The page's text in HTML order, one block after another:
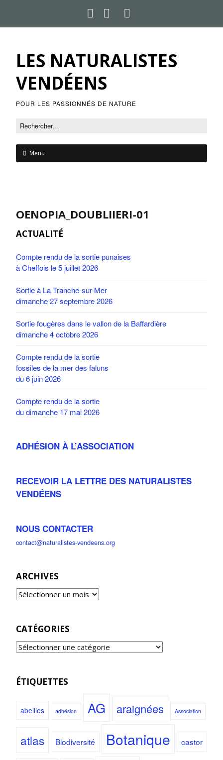
LES NATURALISTES
VENDÉENS
POUR LES PASSIONNÉS DE NATURE
Menu
OENOPIA_DOUBLIIERI-01
ACTUALITÉ
Compte rendu de la sortie punaises
à Cheffois le 5 juillet 2026
Sortie à La Tranche-sur-Mer
dimanche 27 septembre 2026
Sortie fougères dans le vallon de la Baffardière
dimanche 4 octobre 2026
Compte rendu de la sortie
fossiles de la mer des faluns
du 6 juin 2026
Compte rendu de la sortie
du dimanche 17 mai 2026
ADHÉSION À L’ASSOCIATION
RECEVOIR LA LETTRE DES NATURALISTES
VENDÉENS
NOUS CONTACTER
contact@naturalistes-vendeens.org
ARCHIVES
CATÉGORIES
ÉTIQUETTES
abeilles adhésion AG araignées Association
atlas Biodiversité Botanique castor